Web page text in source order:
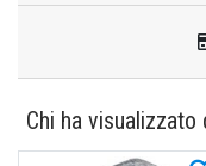
Chi ha